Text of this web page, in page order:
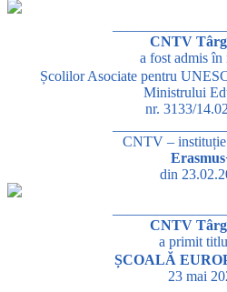
CNTV
a fost admis în
Școlilor Asociate pentru
Ministrului
nr. 3133/
CNTV – instituție
din
CNTV
a primit
ȘCOALĂ
23 mai